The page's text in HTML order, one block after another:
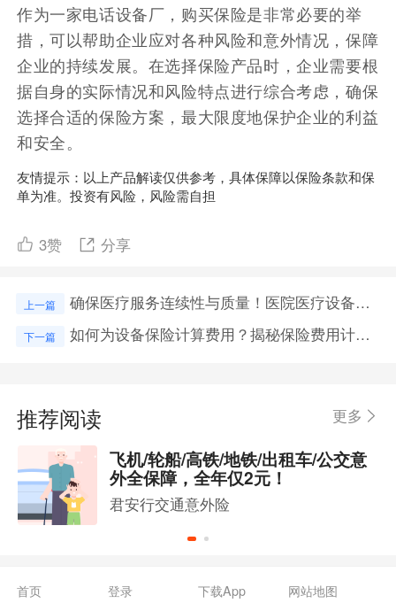
作为一家电话设备厂，购买保险是非常必要的举
措，可以帮助企业应对各种风险和意外情况，保障
企业的持续发展。在选择保险产品时，企业需要根
据自身的实际情况和风险特点进行综合考虑，确保
选择合适的保险方案，最大限度地保护企业的利益
和安全。
友情提示：以上产品解读仅供参考，具体保障以保险条款和保
单为准。投资有风险，风险需自担
3赞 分享
上一篇 确保医疗服务连续性与质量！医院医疗设备保险，关键不可或缺！
下一篇 如何为设备保险计算费用？揭秘保险费用计算的五大关键因素！
推荐阅读 更多
飞机/轮船/高铁/地铁/出租车/公交意
外全保障，全年仅2元！
君安行交通意外险
首页 登录 下载App 网站地图